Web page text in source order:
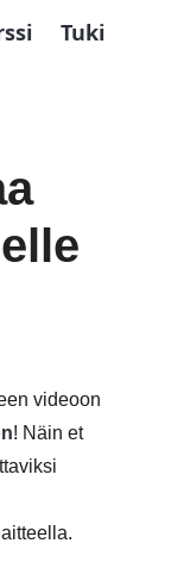
Tuki
videoon
! Näin et